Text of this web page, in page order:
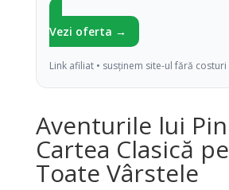
Vezi oferta →
Link afiliat • susținem site-ul fără
Aventurile lui
Cartea Clasică
Toate Vârstele